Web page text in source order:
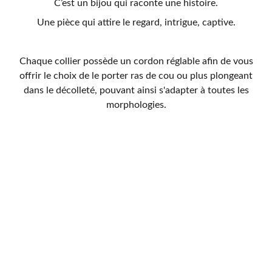
C’est un bijou qui raconte une histoire.
Une pièce qui attire le regard, intrigue, captive.
Chaque collier possède un cordon réglable afin de vous
offrir le choix de le porter ras de cou ou plus plongeant
dans le décolleté, pouvant ainsi s'adapter à toutes les
morphologies.